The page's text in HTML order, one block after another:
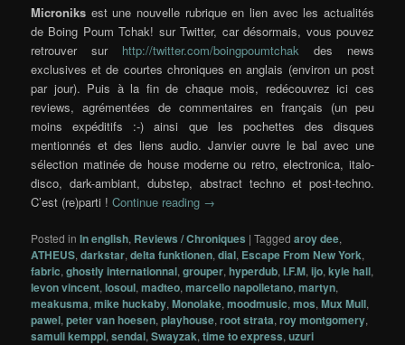
Microniks est une nouvelle rubrique en lien avec les actualités
de Boing Poum Tchak! sur Twitter, car désormais, vous pouvez
retrouver sur http://twitter.com/boingpoumtchak des news
exclusives et de courtes chroniques en anglais (environ un post
par jour). Puis à la fin de chaque mois, redécouvrez ici ces
reviews, agrémentées de commentaires en français (un peu
moins expéditifs :-) ainsi que les pochettes des disques
mentionnés et des liens audio. Janvier ouvre le bal avec une
sélection matinée de house moderne ou retro, electronica, italo-
disco, dark-ambiant, dubstep, abstract techno et post-techno.
C’est (re)parti !Continue reading →
Posted in In english, Reviews / Chroniques |Tagged aroy dee,
ATHEUS,darkstar,delta funktionen,dial, Escape From New York,
fabric,ghostly internationnal,grouper,hyperdub,I.F.M,ijo,kyle hall,
levon vincent,losoul,madteo,marcello napolletano,martyn,
meakusma,mike huckaby,Monolake,moodmusic,mos,Mux Mull,
pawel,peter van hoesen,playhouse,root strata,roy montgomery,
samuli kemppi,sendai,Swayzak,time to express,uzuri